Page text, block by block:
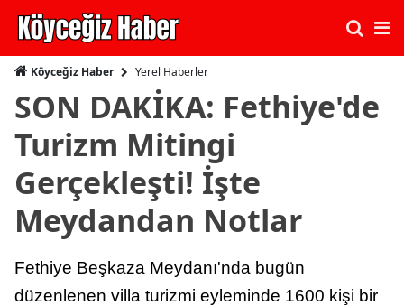
Köyceğiz Haber Yerel Haberler
SON DAKİKA: Fethiye'de
Turizm Mitingi
Gerçekleşti! İşte
Meydandan Notlar
Fethiye Beşkaza Meydanı'nda bugün
düzenlenen villa turizmi eyleminde 1600 kişi bir